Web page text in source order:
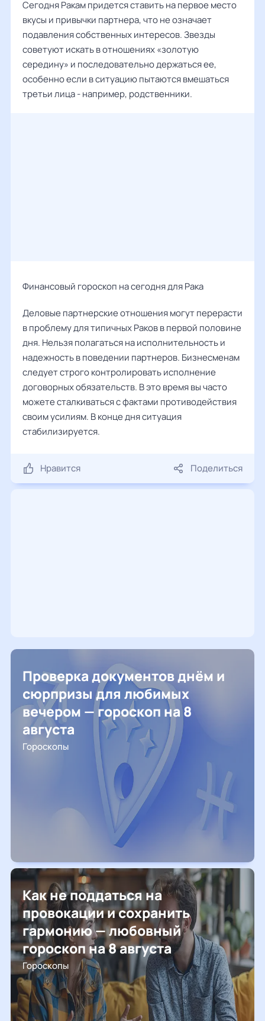
Сегодня Ракам придется ставить на первое место
вкусы и привычки партнера, что не означает
подавления собственных интересов. Звезды
советуют искать в отношениях «золотую
середину» и последовательно держаться ее,
особенно если в ситуацию пытаются вмешаться
третьи лица - например, родственники.
Финансовый гороскоп на сегодня для Рака
Деловые партнерские отношения могут перерасти
в проблему для типичных Раков в первой половине
дня. Нельзя полагаться на исполнительность и
надежность в поведении партнеров. Бизнесменам
следует строго контролировать исполнение
договорных обязательств. В это время вы часто
можете сталкиваться с фактами противодействия
своим усилиям. В конце дня ситуация
стабилизируется.
Нравится Поделиться
Проверка документов днём и
сюрпризы для любимых
вечером — гороскоп на 8
августа
Гороскопы
Как не поддаться на
провокации и сохранить
гармонию — любовный
гороскоп на 8 августа
Гороскопы